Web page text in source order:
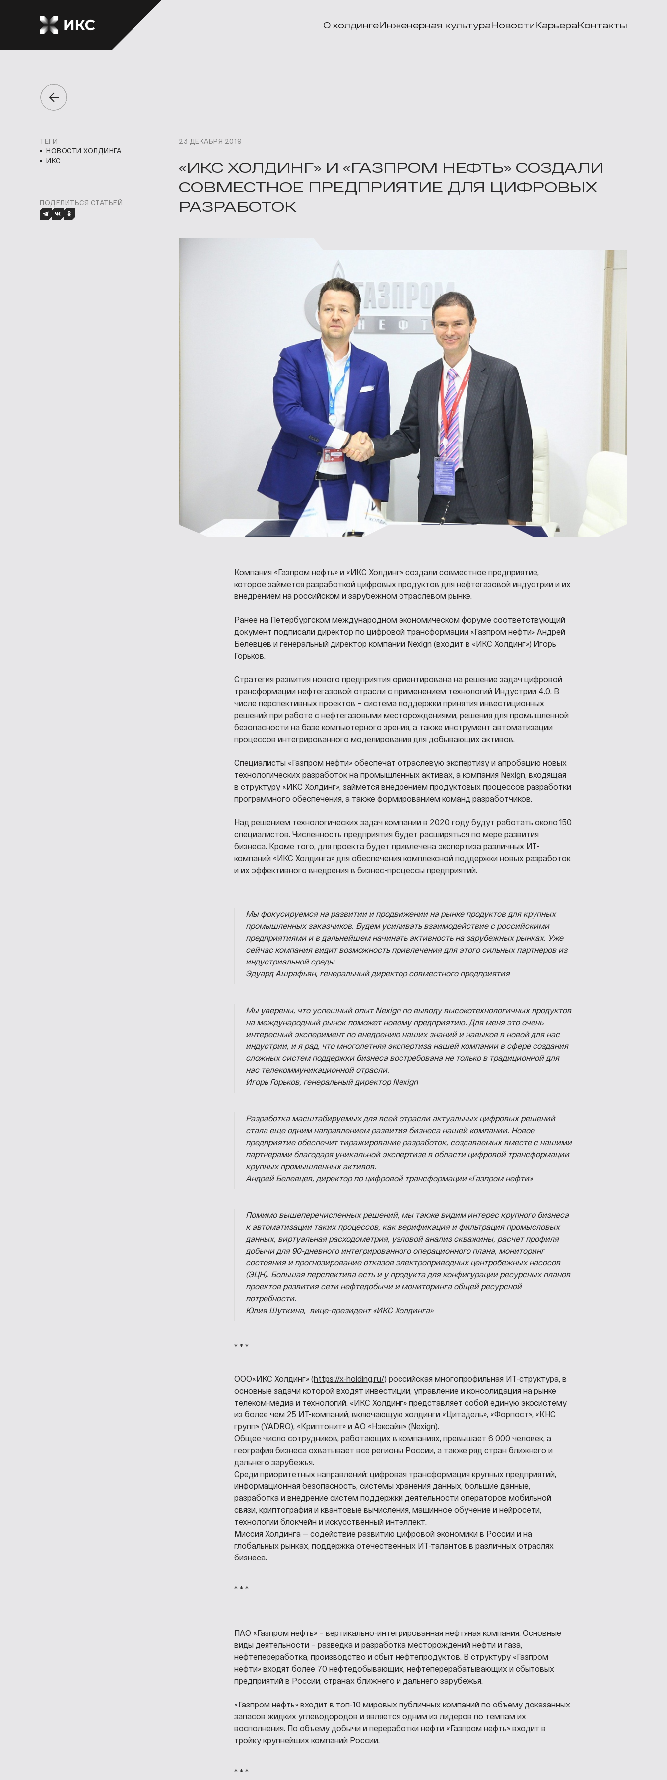
О холдингеИнженерная культураНовостиКарьераКонтакты
ТЕГИ
НОВОСТИ ХОЛДИНГА
ИКС
ПОДЕЛИТЬСЯ СТАТЬЕЙ
23 ДЕКАБРЯ 2019
«ИКС ХОЛДИНГ» И «ГАЗПРОМ НЕФТЬ» СОЗДАЛИ
СОВМЕСТНОЕ ПРЕДПРИЯТИЕ ДЛЯ ЦИФРОВЫХ
РАЗРАБОТОК
Компания «Газпром нефть» и «ИКС Холдинг» создали совместное предприятие,
которое займется разработкой цифровых продуктов для нефтегазовой индустрии и их
внедрением на российском и зарубежном отраслевом рынке.
Ранее на Петербургском международном экономическом форуме соответствующий
документ подписали директор по цифровой трансформации «Газпром нефти» Андрей
Белевцев и генеральный директор компании Nexign (входит в «ИКС Холдинг») Игорь
Горьков.
Стратегия развития нового предприятия ориентирована на решение задач цифровой
трансформации нефтегазовой отрасли с применением технологий Индустрии 4.0. В
числе перспективных проектов – система поддержки принятия инвестиционных
решений при работе с нефтегазовыми месторождениями, решения для промышленной
безопасности на базе компьютерного зрения, а также инструмент автоматизации
процессов интегрированного моделирования для добывающих активов.
Специалисты «Газпром нефти» обеспечат отраслевую экспертизу и апробацию новых
технологических разработок на промышленных активах, а компания Nexign, входящая
в структуру «ИКС Холдинг», займется внедрением продуктовых процессов разработки
программного обеспечения, а также формированием команд разработчиков.
Над решением технологических задач компании в 2020 году будут работать около 150
специалистов. Численность предприятия будет расширяться по мере развития
бизнеса. Кроме того, для проекта будет привлечена экспертиза различных ИТ-
компаний «ИКС Холдинга» для обеспечения комплексной поддержки новых разработок
и их эффективного внедрения в бизнес-процессы предприятий.
Мы фокусируемся на развитии и продвижении на рынке продуктов для крупных
промышленных заказчиков. Будем усиливать взаимодействие с российскими
предприятиями и в дальнейшем начинать активность на зарубежных рынках. Уже
сейчас компания видит возможность привлечения для этого сильных партнеров из
индустриальной среды.
Эдуард Ашрафьян, генеральный директор совместного предприятия
Мы уверены, что успешный опыт Nexign по выводу высокотехнологичных продуктов
на международный рынок поможет новому предприятию. Для меня это очень
интересный эксперимент по внедрению наших знаний и навыков в новой для нас
индустрии, и я рад, что многолетняя экспертиза нашей компании в сфере создания
сложных систем поддержки бизнеса востребована не только в традиционной для
нас телекоммуникационной отрасли.
Игорь Горьков, генеральный директор Nexign
Разработка масштабируемых для всей отрасли актуальных цифровых решений
стала еще одним направлением развития бизнеса нашей компании. Новое
предприятие обеспечит тиражирование разработок, создаваемых вместе с нашими
партнерами благодаря уникальной экспертизе в области цифровой трансформации
крупных промышленных активов.
Андрей Белевцев, директор по цифровой трансформации «Газпром нефти»
Помимо вышеперечисленных решений, мы также видим интерес крупного бизнеса
к автоматизации таких процессов, как верификация и фильтрация промысловых
данных, виртуальная расходометрия, узловой анализ скважины, расчет профиля
добычи для 90-дневного интегрированного операционного плана, мониторинг
состояния и прогнозирование отказов электроприводных центробежных насосов
(ЭЦН). Большая перспектива есть и у продукта для конфигурации ресурсных планов
проектов развития сети нефтедобычи и мониторинга общей ресурсной
потребности.
Юлия Шуткина,
вице-президент «ИКС Холдинга»
* * *
ООО«ИКС Холдинг» (https://x-holding.ru/) российская многопрофильная ИТ-структура, в
основные задачи которой входят инвестиции, управление и консолидация на рынке
телеком-медиа и технологий. «ИКС Холдинг» представляет собой единую экосистему
из более чем 25 ИТ-компаний, включающую холдинги «Цитадель», «Форпост», «КНС
групп» (YADRO), «Криптонит» и АО «Нэксайн» (Nexign).
Общее число сотрудников, работающих в компаниях, превышает 6 000 человек, а
география бизнеса охватывает все регионы России, а также ряд стран ближнего и
дальнего зарубежья.
Среди приоритетных направлений: цифровая трансформация крупных предприятий,
информационная безопасность, системы хранения данных, большие данные,
разработка и внедрение систем поддержки деятельности операторов мобильной
связи, криптография и квантовые вычисления, машинное обучение и нейросети,
технологии блокчейн и искусственный интеллект.
Миссия Холдинга — содействие развитию цифровой экономики в России и на
глобальных рынках, поддержка отечественных ИТ-талантов в различных отраслях
бизнеса.
* * *
ПАО «Газпром нефть» – вертикально-интегрированная нефтяная компания. Основные
виды деятельности – разведка и разработка месторождений нефти и газа,
нефтепереработка, производство и сбыт нефтепродуктов. В структуру «Газпром
нефти» входят более 70 нефтедобывающих, нефтеперерабатывающих и сбытовых
предприятий в России, странах ближнего и дальнего зарубежья.
«Газпром нефть» входит в топ-10 мировых публичных компаний по объему доказанных
запасов жидких углеводородов и является одним из лидеров по темпам их
восполнения. По объему добычи и переработки нефти «Газпром нефть» входит в
тройку крупнейших компаний России.
* * *